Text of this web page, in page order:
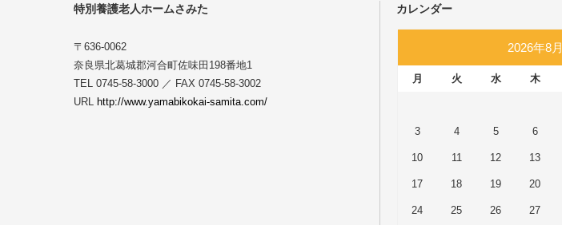
特別養護老人ホームさみた
〒636-0062
奈良県北葛城郡河合町佐味田198番地1
TEL 0745-58-3000 ／ FAX 0745-58-3002
URL http://www.yamabikokai-samita.com/
カレンダー
2026年8月
月 火 水 木
3 4 5 6
10 11 12 13
17 18 19 20
24 25 26 27